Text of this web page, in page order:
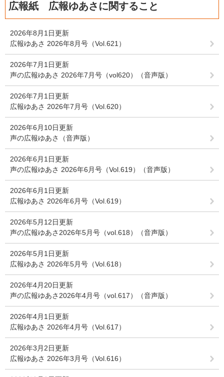
広報紙 広報ゆあさに関すること
2026年8月1日更新
広報ゆあさ 2026年8月号（Vol.621）
2026年7月1日更新
声の広報ゆあさ 2026年7月号（vol620）（音声版）
2026年7月1日更新
広報ゆあさ 2026年7月号（Vol.620）
2026年6月10日更新
声の広報ゆあさ（音声版）
2026年6月1日更新
声の広報ゆあさ 2026年6月号（Vol.619）（音声版）
2026年6月1日更新
広報ゆあさ 2026年6月号（Vol.619）
2026年5月12日更新
声の広報ゆあさ2026年5月号（vol.618）（音声版）
2026年5月1日更新
広報ゆあさ 2026年5月号（Vol.618）
2026年4月20日更新
声の広報ゆあさ2026年4月号（vol.617）（音声版）
2026年4月1日更新
広報ゆあさ 2026年4月号（Vol.617）
2026年3月2日更新
広報ゆあさ 2026年3月号（Vol.616）